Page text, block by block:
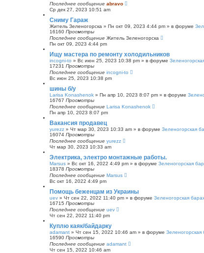
Последнее сообщение abravo
Ср дек 27, 2023 10:51 am
Сниму Гараж
Житель Зеленогорска » Пн окт 09, 2023 4:44 pm » в форуме
16160 Просмотры
Последнее сообщение Житель Зеленогорска
Пн окт 09, 2023 4:44 pm
Ищу мастера по ремонту холодильников
incogni-to » Вс июн 25, 2023 10:38 pm » в форуме
17231 Просмотры
Последнее сообщение incogni-to
Вс июн 25, 2023 10:38 pm
шины б/у
Larisa Konashenok » Пн апр 10, 2023 8:07 pm » в форуме
16767 Просмотры
Последнее сообщение Larisa Konashenok
Пн апр 10, 2023 8:07 pm
Вакансия продавец
yurezz » Чт мар 30, 2023 10:33 am » в форуме Зеленогорская
16074 Просмотры
Последнее сообщение yurezz
Чт мар 30, 2023 10:33 am
Электрика, электро монтажные работы.
Marsus » Вс окт 16, 2022 4:49 pm » в форуме Зеленогорская
18378 Просмотры
Последнее сообщение Marsus
Вс окт 16, 2022 4:49 pm
Помощь беженцам из Украины
uev » Чт сен 22, 2022 11:40 pm » в форуме Зеленогорская
16715 Просмотры
Последнее сообщение uev
Чт сен 22, 2022 11:40 pm
Куплю каяк/байдарку
adamant » Чт сен 15, 2022 10:46 am » в форуме Зеленогорская
16590 Просмотры
Последнее сообщение adamant
Чт сен 15, 2022 10:46 am